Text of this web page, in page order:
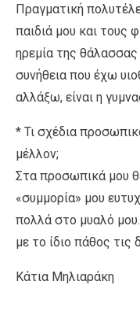
Πραγματική
παιδιά μου και τους
ηρεμία της
συνήθεια που έχω
αλλάξω, είναι η
* Τι σχέδια
μέλλον;
Στα προσωπικά μου
«συμμορία» μου
πολλά στο μυαλό
με το ίδιο πάθος τις
Κάτια Μηλιαράκη